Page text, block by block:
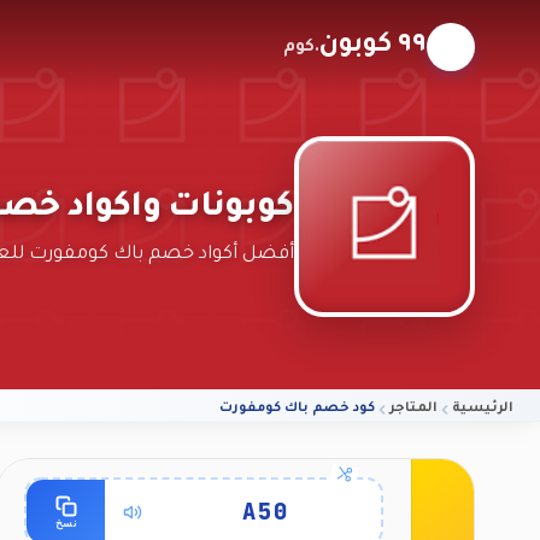
٩٩ كوبون .كوم
كوبونات واكواد
أفضل أكواد خصم باك كومفورت
الرئيسية المتاجر كود خصم باك كومفورت
A50 نسخ
الشروط والتفاصيل